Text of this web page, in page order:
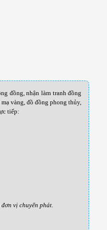
đồng, nhận làm tranh đồng
vàng, đồ đồng phong thủy,
tiếp:
vị chuyển phát.